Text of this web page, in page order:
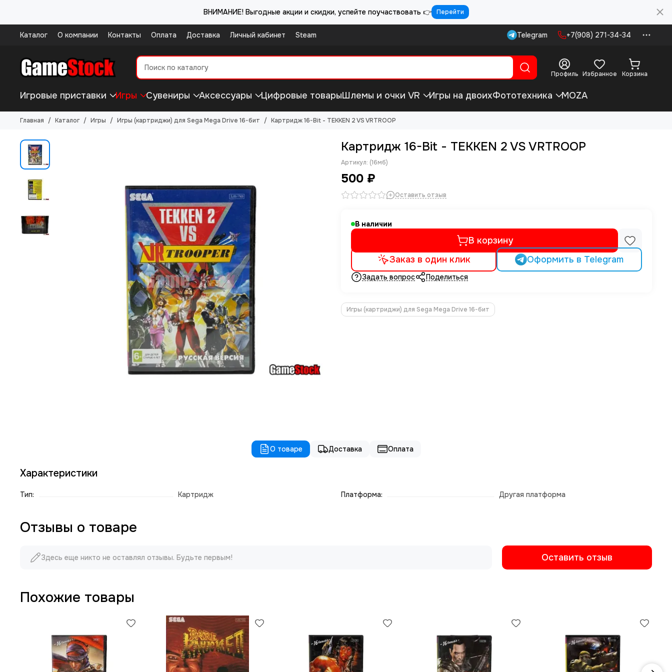
ВНИМАНИЕ! Выгодные акции и скидки, успейте поучаствовать 👉 Перейти
Каталог О компании Контакты Оплата Доставка Личный кабинет Steam Telegram +7(908) 271-34-34
Профиль Избранное Корзина
Игровые приставки Игры Сувениры Аксессуары Цифровые товарыШлемы и очки VR Игры на двоихФототехника MOZA
Главная Каталог Игры Игры (картриджи) для Sega Mega Drive 16-бит Картридж 16-Bit - TEKKEN 2 VS VRTROOP
Картридж 16-Bit - TEKKEN 2 VS VRTROOP
Артикул: (16мб)
500 ₽
Оставить отзыв
В наличии
В корзину
Заказ в один клик
Оформить в Telegram
Задать вопрос Поделиться
Игры (картриджи) для Sega Mega Drive 16-бит
О товаре Доставка Оплата
Характеристики
Тип: Картридж Платформа: Другая платформа
Отзывы о товаре
Здесь еще никто не оставлял отзывы. Будьте первым! Оставить отзыв
Похожие товары